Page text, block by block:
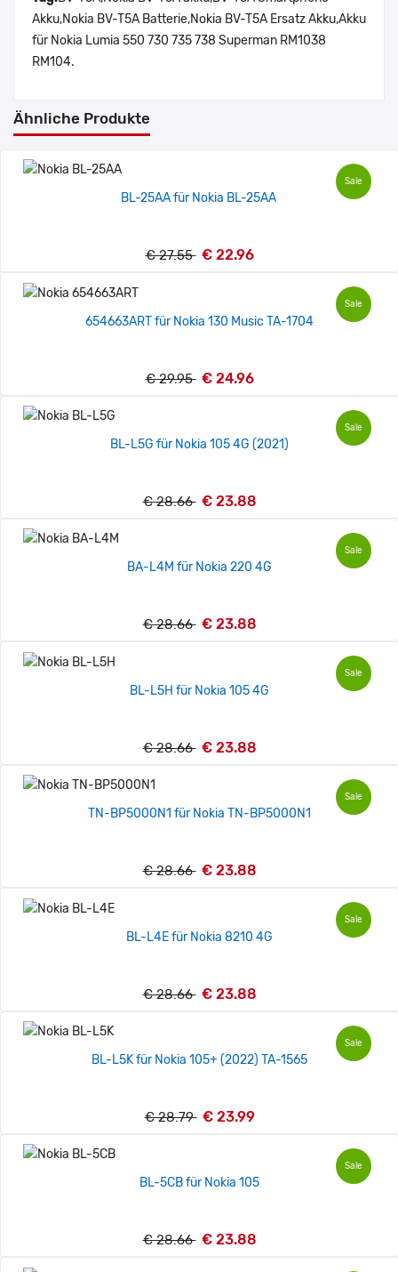
Akku,Nokia BV-T5A Batterie,Nokia BV-T5A Ersatz Akku,Akku
für Nokia Lumia 550 730 735 738 Superman RM1038
RM104.
Ähnliche Produkte
Sale
BL-25AA für Nokia BL-25AA
€ 27.55 € 22.96
Sale
654663ART für Nokia 130 Music TA-1704
€ 29.95 € 24.96
Sale
BL-L5G für Nokia 105 4G (2021)
€ 28.66 € 23.88
Sale
BA-L4M für Nokia 220 4G
€ 28.66 € 23.88
Sale
BL-L5H für Nokia 105 4G
€ 28.66 € 23.88
Sale
TN-BP5000N1 für Nokia TN-BP5000N1
€ 28.66 € 23.88
Sale
BL-L4E für Nokia 8210 4G
€ 28.66 € 23.88
Sale
BL-L5K für Nokia 105+ (2022) TA-1565
€ 28.79 € 23.99
Sale
BL-5CB für Nokia 105
€ 28.66 € 23.88